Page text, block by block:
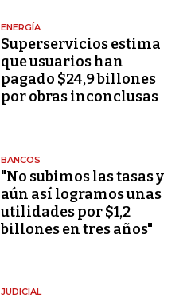
ENERGÍA
Superservicios estima
que usuarios han
pagado $24,9 billones
por obras inconclusas
BANCOS
"No subimos las tasas y
aún así logramos unas
utilidades por $1,2
billones en tres años"
JUDICIAL